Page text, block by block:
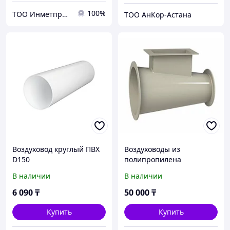
ТОО Инметпром 100% ТОО АнКор-Астана
Воздуховод круглый ПВХ
D150
В наличии
6 090₸
Купить
Воздуховоды из
полипропилена
В наличии
50 000₸
Купить